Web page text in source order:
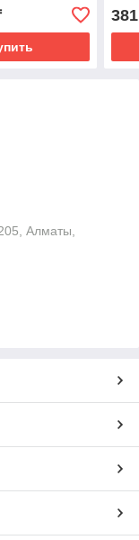
Алматы,